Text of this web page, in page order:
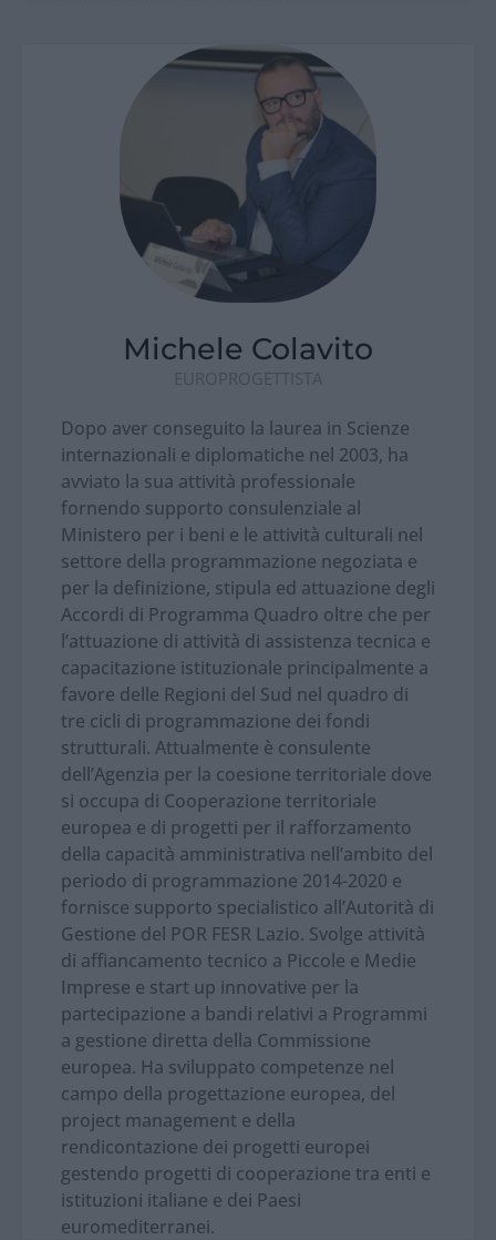
Michele Colavito
EUROPROGETTISTA
Dopo aver conseguito la laurea in Scienze
internazionali e diplomatiche nel 2003, ha
avviato la sua attività professionale
fornendo supporto consulenziale al
Ministero per i beni e le attività culturali nel
settore della programmazione negoziata e
per la definizione, stipula ed attuazione degli
Accordi di Programma Quadro oltre che per
l’attuazione di attività di assistenza tecnica e
capacitazione istituzionale principalmente a
favore delle Regioni del Sud nel quadro di
tre cicli di programmazione dei fondi
strutturali. Attualmente è consulente
dell’Agenzia per la coesione territoriale dove
si occupa di Cooperazione territoriale
europea e di progetti per il rafforzamento
della capacità amministrativa nell’ambito del
periodo di programmazione 2014-2020 e
fornisce supporto specialistico all’Autorità di
Gestione del POR FESR Lazio. Svolge attività
di affiancamento tecnico a Piccole e Medie
Imprese e start up innovative per la
partecipazione a bandi relativi a Programmi
a gestione diretta della Commissione
europea. Ha sviluppato competenze nel
campo della progettazione europea, del
project management e della
rendicontazione dei progetti europei
gestendo progetti di cooperazione tra enti e
istituzioni italiane e dei Paesi
euromediterranei.